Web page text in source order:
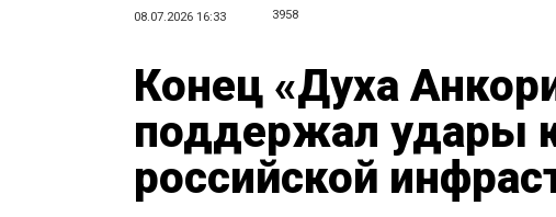
08.07.2026 16:33 3958
Конец «Духа
поддержал удары
российской